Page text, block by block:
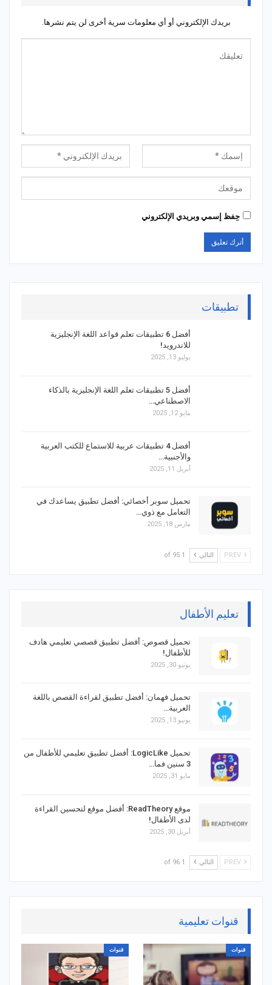
بريدك الإلكتروني أو أي معلومات سرية أخرى لن يتم نشرها.
حِفظ إسمي وبريدي الإلكتروني
تطبيقات
أفضل 6 تطبيقات تعلم قواعد اللغة الإنجليزية
للاندرويد!
يوليو 13, 2025
أفضل 5 تطبيقات تعلم اللغة الإنجليزية بالذكاء
الاصطناعي…
مايو 12, 2025
أفضل 4 تطبيقات عربية للاستماع للكتب العربية
والأجنبية…
أبريل 11, 2025
تحميل سوبر أخصائي: أفضل تطبيق يساعدك في
التعامل مع ذوي…
مارس 18, 2025
التالي 1 of 95
تعليم الأطفال
تحميل قصوص: أفضل تطبيق قصصي تعليمي هادف
للأطفال!
يونيو 30, 2025
تحميل فهمان: أفضل تطبيق لقراءة القصص باللغة
العربية…
يونيو 13, 2025
تحميل LogicLike: أفضل تطبيق تعليمي للأطفال من
3 سنين فما…
مايو 31, 2025
موقع ReadTheory: أفضل موقع لتحسين القراءة
لدى الأطفال!
أبريل 30, 2025
التالي 1 of 96
قنوات تعليمية
قنوات قنوات